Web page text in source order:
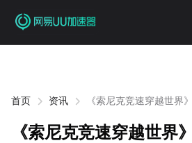
首页 资讯
《索尼克竞速穿越世界
《索尼克竞速穿越世界